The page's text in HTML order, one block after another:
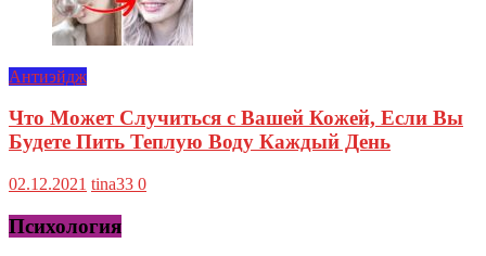
Антиэйдж
Что Может Случиться с Вашей Кожей, Если Вы
Будете Пить Теплую Воду Каждый День
02.12.2021 tina33 0
Психология